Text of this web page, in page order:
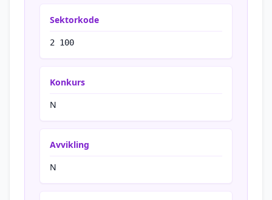
Sektorkode
2 100
Konkurs
N
Avvikling
N